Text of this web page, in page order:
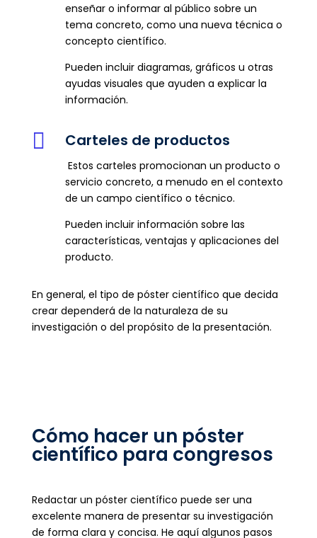
enseñar o informar al público sobre un
tema concreto, como una nueva técnica o
concepto científico.
Pueden incluir diagramas, gráficos u otras
ayudas visuales que ayuden a explicar la
información.
 Carteles de productos
Estos carteles promocionan un producto o
servicio concreto, a menudo en el contexto
de un campo científico o técnico.
Pueden incluir información sobre las
características, ventajas y aplicaciones del
producto.
En general, el tipo de póster científico que decida
crear dependerá de la naturaleza de su
investigación o del propósito de la presentación.
Cómo hacer un póster
científico para congresos
Redactar un póster científico puede ser una
excelente manera de presentar su investigación
de forma clara y concisa. He aquí algunos pasos